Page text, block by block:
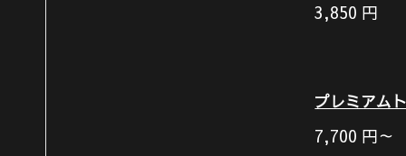
3,850 円
プレミアム
7,700 円～